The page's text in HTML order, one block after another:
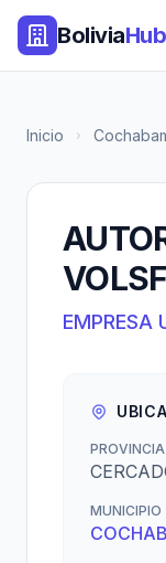
BoliviaHub
Inicio
EMPRESA
PROVINCIA
MUNICIPIO